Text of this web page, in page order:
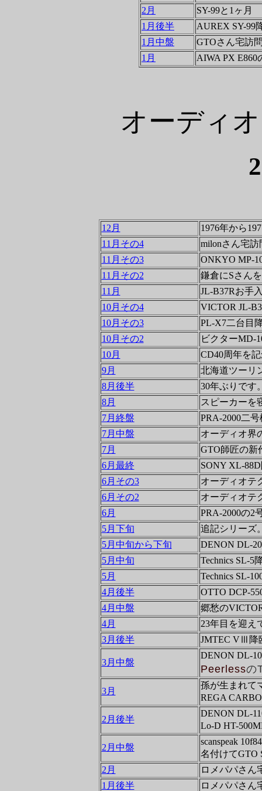
2月
SY-99と1ヶ月
1月後半
AUREX SY-99
1月中盤
GTOさん宅訪
1月
AIWA PX
オーディ
12月
1976年から
11月その4
milonさん宅
11月その3
ONKYO MP-
11月その2
鎌倉にSさん
11月
JL-B37Rお手
10月その4
VICTOR JL-
10月その3
PL-X7二台目
10月その2
ビクターMD-
10月
CD40周年を
9月
北海道ツーリ
8月後半
30年ぶりです
8月
スピーカーを
7月終盤
PRA-2000二
7月中盤
オーディオ界
7月
GTO師匠の新
6月最終
SONY XL-
6月その3
オーディオテ
6月その2
オーディオテ
6月
PRA-2000の2
5月下旬
追記シリーズ
5月中旬から下旬
DENON DL-
5月中旬
Technics SL-5
5月
Technics SL-
4月後半
OTTO DCP-
4月中盤
郷愁の
4月
23年目を迎え
3月後半
JMTEC VⅢ降
3月中盤
DENON DL-
Peerlessの
3月
孫が生まれて
REGA
2月後半
DENON DL-
Lo-D HT-
2月中盤
scanspeak
名付けてGTO
2月
ロメパパさん
1月後半
ロメパパさん